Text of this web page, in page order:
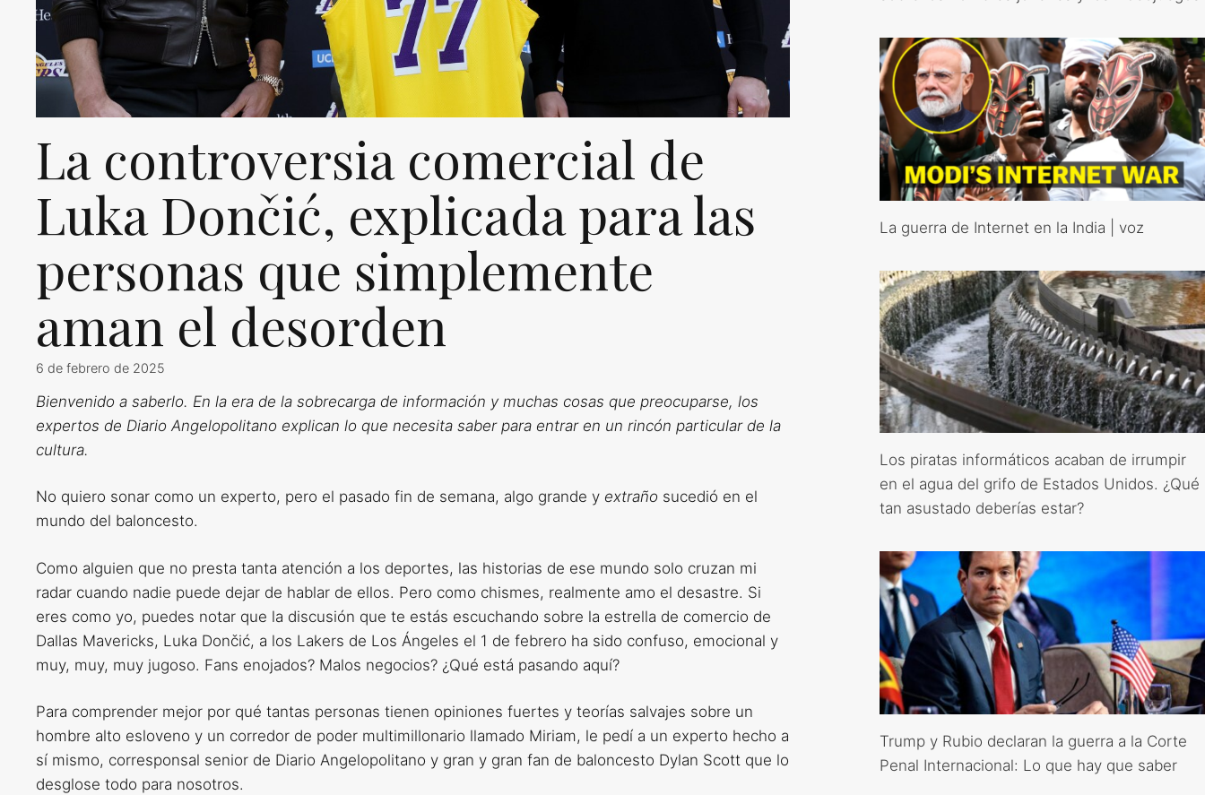
La controversia comercial de
Luka Dončić, explicada para las
personas que simplemente
aman el desorden
6 de febrero de 2025
Bienvenido a saberlo. En la era de la sobrecarga de información y muchas cosas que preocuparse, los
expertos de Diario Angelopolitano explican lo que necesita saber para entrar en un rincón particular de la
cultura.
No quiero sonar como un experto, pero el pasado fin de semana, algo grande y extraño sucedió en el
mundo del baloncesto.
Como alguien que no presta tanta atención a los deportes, las historias de ese mundo solo cruzan mi
radar cuando nadie puede dejar de hablar de ellos. Pero como chismes, realmente amo el desastre. Si
eres como yo, puedes notar que la discusión que te estás escuchando sobre la estrella de comercio de
Dallas Mavericks, Luka Dončić, a los Lakers de Los Ángeles el 1 de febrero ha sido confuso, emocional y
muy, muy, muy jugoso. Fans enojados? Malos negocios? ¿Qué está pasando aquí?
Para comprender mejor por qué tantas personas tienen opiniones fuertes y teorías salvajes sobre un
hombre alto esloveno y un corredor de poder multimillonario llamado Miriam, le pedí a un experto hecho a
sí mismo, corresponsal senior de Diario Angelopolitano y gran y gran fan de baloncesto Dylan Scott que lo
desglose todo para nosotros.
La guerra de Internet en la India | voz
Los piratas informáticos acaban de irrumpir
en el agua del grifo de Estados Unidos. ¿Qué
tan asustado deberías estar?
Trump y Rubio declaran la guerra a la Corte
Penal Internacional: Lo que hay que saber